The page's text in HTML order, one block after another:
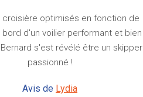
croisière optimisés en fonction de
bord d'un voilier performant et bien
s'est révélé être un skipper
passionné !
Avis de Lydia